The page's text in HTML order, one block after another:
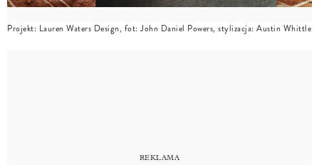
Projekt: Lauren Waters Design, fot: John Daniel Powers, stylizacja: Austin Whittle